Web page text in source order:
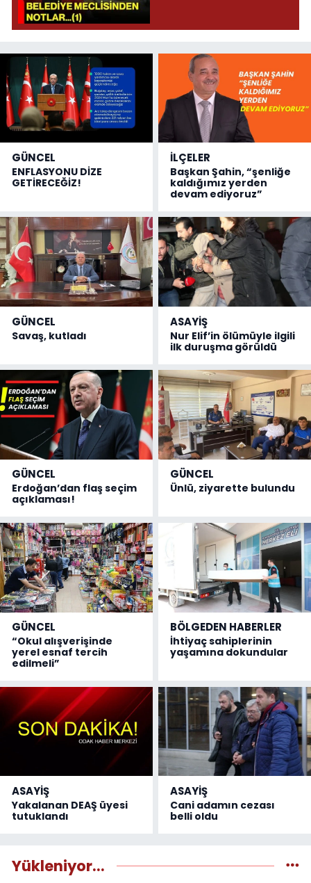
GÜNCEL
ENFLASYONU DİZE
GETİRECEĞİZ!
İLÇELER
Başkan Şahin, “şenliğe
kaldığımız yerden
devam ediyoruz”
GÜNCEL
Savaş, kutladı
ASAYİŞ
Nur Elif’in ölümüyle ilgili
ilk duruşma görüldü
GÜNCEL
Erdoğan’dan flaş seçim
açıklaması!
GÜNCEL
Ünlü, ziyarette bulundu
GÜNCEL
“Okul alışverişinde
yerel esnaf tercih
edilmeli”
BÖLGEDEN HABERLER
İhtiyaç sahiplerinin
yaşamına dokundular
ASAYİŞ
Yakalanan DEAŞ üyesi
tutuklandı
ASAYİŞ
Cani adamın cezası
belli oldu
Yükleniyor...